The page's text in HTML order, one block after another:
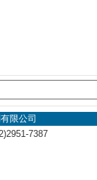
限公司
7387